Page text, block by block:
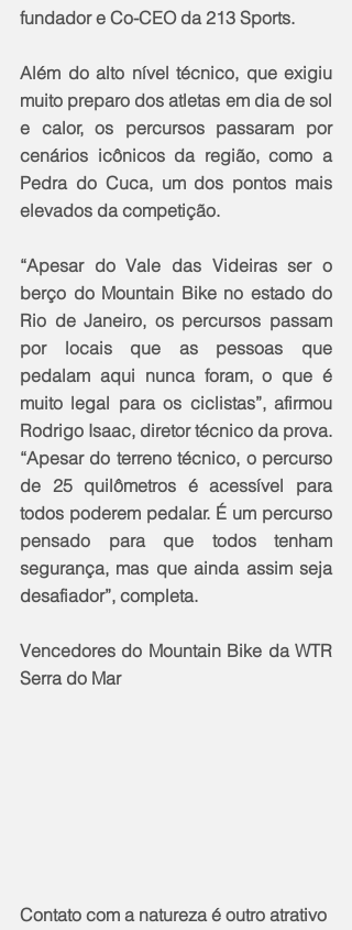
fundador e Co-CEO da 213 Sports.
Além do alto nível técnico, que exigiu
muito preparo dos atletas em dia de sol
e calor, os percursos passaram por
cenários icônicos da região, como a
Pedra do Cuca, um dos pontos mais
elevados da competição.
“Apesar do Vale das Videiras ser o
berço do Mountain Bike no estado do
Rio de Janeiro, os percursos passam
por locais que as pessoas que
pedalam aqui nunca foram, o que é
muito legal para os ciclistas”, afirmou
Rodrigo Isaac, diretor técnico da prova.
“Apesar do terreno técnico, o percurso
de 25 quilômetros é acessível para
todos poderem pedalar. É um percurso
pensado para que todos tenham
segurança, mas que ainda assim seja
desafiador”, completa.
Vencedores do Mountain Bike da WTR
Serra do Mar
Contato com a natureza é outro atrativo